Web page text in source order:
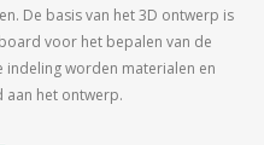
De basis van het 3D ontwerp is
voor het bepalen van de
indeling worden materialen en
aan het ontwerp.